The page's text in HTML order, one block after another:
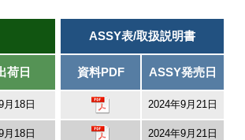
ASSY表/取扱説明書
荷日 資料PDF ASSY発売日
月18日 2024年9月21日
月18日 2024年9月21日